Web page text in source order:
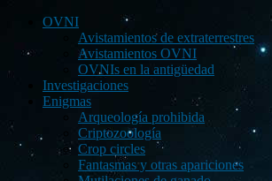
OVNI
Avistamientos de extraterrestres
Avistamientos OVNI
OVNIs en la antigüedad
Investigaciones
Enigmas
Arqueología prohibida
Criptozoología
Crop circles
Fantasmas y otras apariciones